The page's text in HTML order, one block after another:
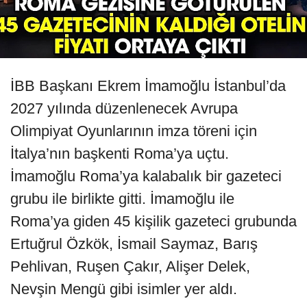
İBB Başkanı Ekrem İmamoğlu İstanbul’da
2027 yılında düzenlenecek Avrupa
Olimpiyat Oyunlarının imza töreni için
İtalya’nın başkenti Roma’ya uçtu.
İmamoğlu Roma’ya kalabalık bir gazeteci
grubu ile birlikte gitti. İmamoğlu ile
Roma’ya giden 45 kişilik gazeteci grubunda
Ertuğrul Özkök, İsmail Saymaz, Barış
Pehlivan, Ruşen Çakır, Alişer Delek,
Nevşin Mengü gibi isimler yer aldı.